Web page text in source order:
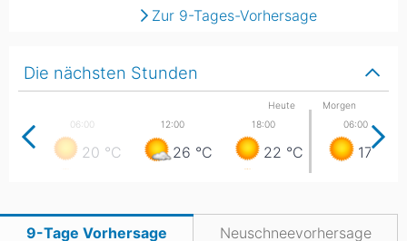
Zur 9-Tages-Vorhersage
Die nächsten Stunden
20 °C 26 °C 22 °C
Heute Morgen
17
9-Tage Vorhersage Neuschneevorhersage